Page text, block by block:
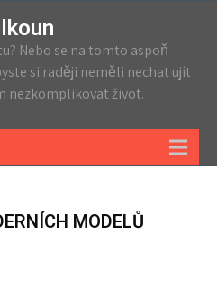
Nebo se na tomto aspoň
si raději neměli nechat ujít
nezkomplikovat život.
MODELŮ